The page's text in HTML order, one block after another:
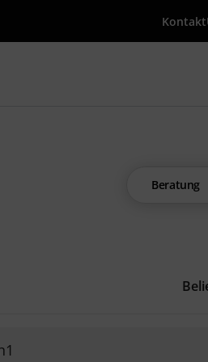
Kontakt
mit Suchwort {searchTerm}
Beratung